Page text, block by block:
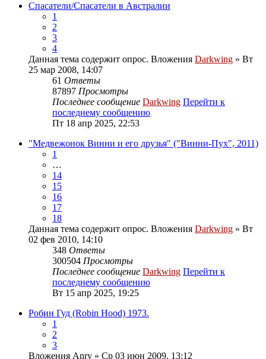
Спасатели/Спасатели в Австралии
1
2
3
4
Данная тема содержит опрос. Вложения Darkwing » Вт
25 мар 2008, 14:07
61 Ответы
87897 Просмотры
Последнее сообщение Darkwing Перейти к
последнему сообщению
Пт 18 апр 2025, 22:53
"Медвежонок Винни и его друзья" ("Винни-Пух", 2011)
1
…
14
15
16
17
18
Данная тема содержит опрос. Вложения Darkwing » Вт
02 фев 2010, 14:10
348 Ответы
300504 Просмотры
Последнее сообщение Darkwing Перейти к
последнему сообщению
Вт 15 апр 2025, 19:25
Робин Гуд (Robin Hood) 1973.
1
2
3
Вложения Anry » Ср 03 июн 2009, 13:12